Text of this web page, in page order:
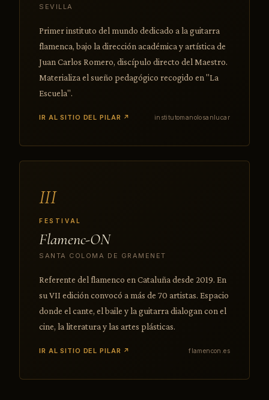
SEVILLA
Primer instituto del mundo dedicado a la guitarra
flamenca, bajo la dirección académica y artística de
Juan Carlos Romero, discípulo directo del Maestro.
Materializa el sueño pedagógico recogido en "La
Escuela".
IR AL SITIO DEL PILAR ↗ institutomanolosanlucar
III
FESTIVAL
Flamenc-ON
SANTA COLOMA DE GRAMENET
Referente del flamenco en Cataluña desde 2019. En
su VII edición convocó a más de 70 artistas. Espacio
donde el cante, el baile y la guitarra dialogan con el
cine, la literatura y las artes plásticas.
IR AL SITIO DEL PILAR ↗ flamencon.es